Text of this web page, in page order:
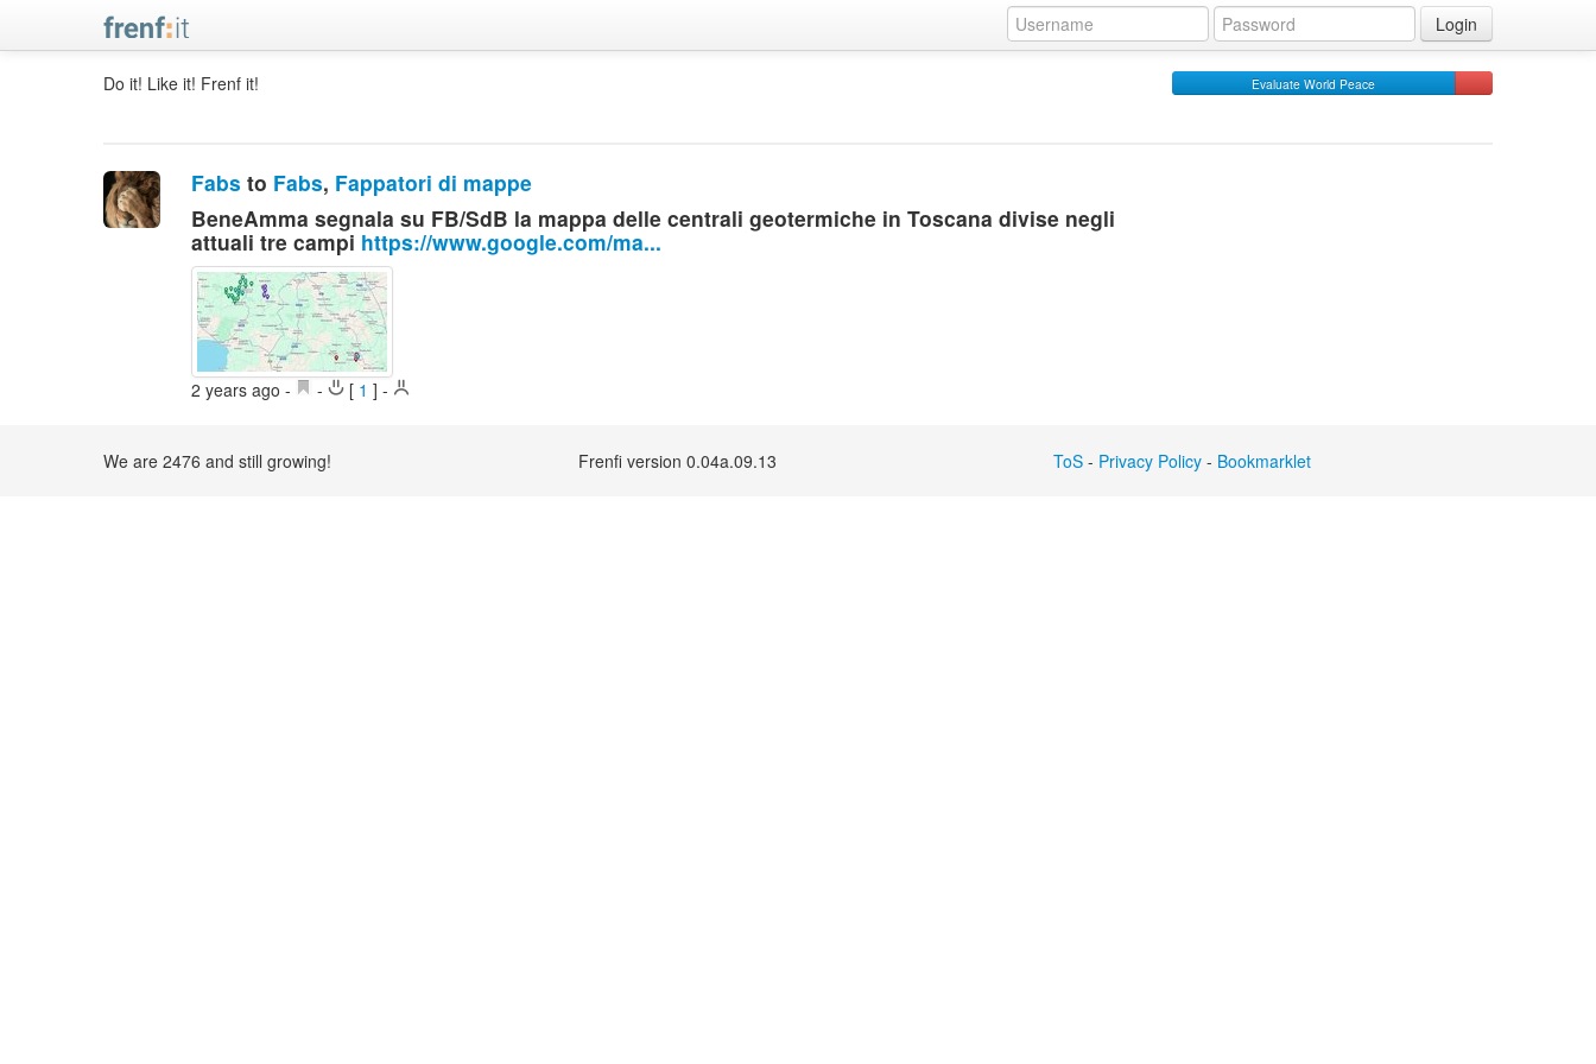
Login
Do it! Like it! Frenf it! Evaluate World Peace
Fabs to Fabs, Fappatori di mappe
BeneAmma segnala su FB/SdB la mappa delle centrali geotermiche in Toscana divise negli
attuali tre campi https://www.google.com/ma...
2 years ago- - [ 1 ] -
We are 2476 and still growing! Frenfi version 0.04a.09.13 ToS - Privacy Policy - Bookmarklet